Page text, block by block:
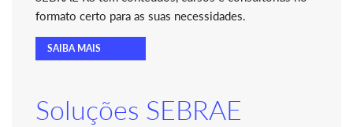
formato certo para as suas necessidades.
SAIBA MAIS
Soluções SEBRAE